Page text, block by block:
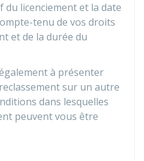
licenciement et la date
tenu de vos droits
et de la durée du
à présenter
sur un autre
dans lesquelles
peuvent vous être